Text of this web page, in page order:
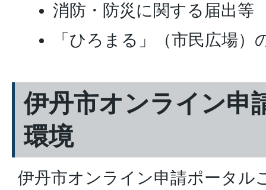
消防・防災に関する届出等
「ひろまる」（市民広場）
伊丹市オンライン申
環境
伊丹市オンライン申請ポータル